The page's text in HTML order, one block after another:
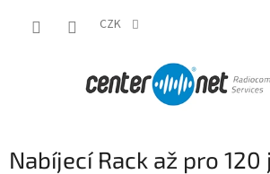
CZK
Nabíjecí Rack až pro